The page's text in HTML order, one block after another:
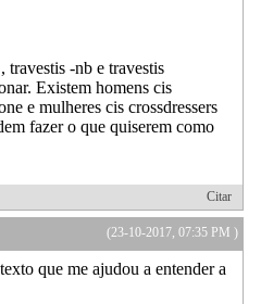
travestis -nb e travestis
Existem homens cis
e mulheres cis crossdressers
fazer o que quiserem como
Citar
(23-10-2017, 07:35 PM )
que me ajudou a entender a